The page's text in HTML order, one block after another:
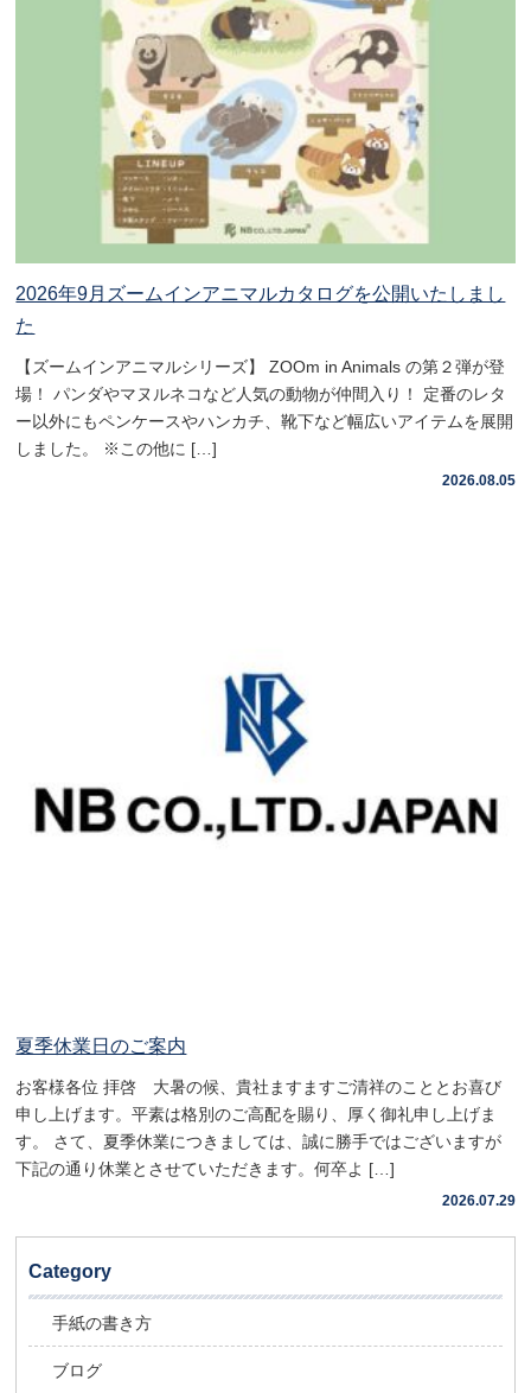
2026年9月ズームインアニマルカタログを公開いたしまし
た
【ズームインアニマルシリーズ】 ZOOm in Animals の第２弾が登
場！ パンダやマヌルネコなど人気の動物が仲間入り！ 定番のレタ
ー以外にもペンケースやハンカチ、靴下など幅広いアイテムを展開
しました。 ※この他に […]
2026.08.05
夏季休業日のご案内
お客様各位 拝啓 大暑の候、貴社ますますご清祥のこととお喜び
申し上げます。平素は格別のご高配を賜り、厚く御礼申し上げま
す。 さて、夏季休業につきましては、誠に勝手ではございますが
下記の通り休業とさせていただきます。何卒よ […]
2026.07.29
Category
手紙の書き方
ブログ